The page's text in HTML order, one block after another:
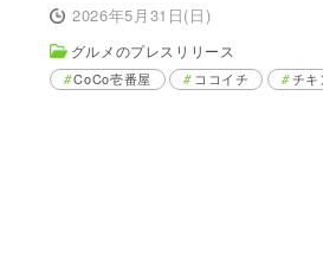
2026年5月31日(日)
グルメのプレスリリース
CoCo壱番屋 ココイチ チキ